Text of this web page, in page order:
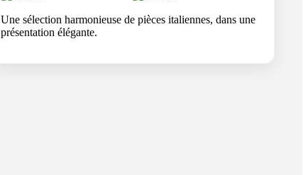
Une sélection harmonieuse de pièces italiennes, dans une
présentation élégante.